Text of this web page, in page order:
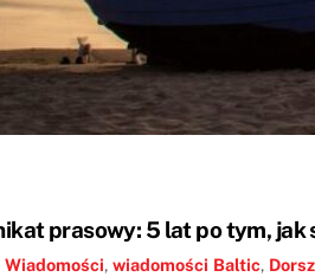
prasowy: 5 lat po tym, jak
Wiadomości,wiadomości Baltic, Dorsz